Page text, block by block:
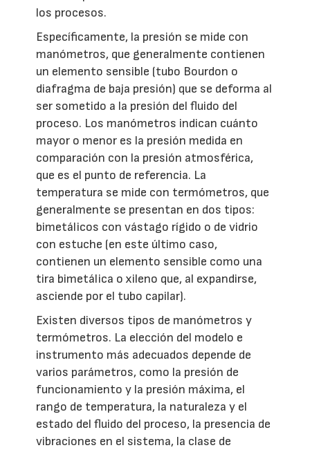
los procesos.
Específicamente, la presión se mide con
manómetros, que generalmente contienen
un elemento sensible (tubo Bourdon o
diafragma de baja presión) que se deforma al
ser sometido a la presión del fluido del
proceso. Los manómetros indican cuánto
mayor o menor es la presión medida en
comparación con la presión atmosférica,
que es el punto de referencia. La
temperatura se mide con termómetros, que
generalmente se presentan en dos tipos:
bimetálicos con vástago rígido o de vidrio
con estuche (en este último caso,
contienen un elemento sensible como una
tira bimetálica o xileno que, al expandirse,
asciende por el tubo capilar).
Existen diversos tipos de manómetros y
termómetros. La elección del modelo e
instrumento más adecuados depende de
varios parámetros, como la presión de
funcionamiento y la presión máxima, el
rango de temperatura, la naturaleza y el
estado del fluido del proceso, la presencia de
vibraciones en el sistema, la clase de